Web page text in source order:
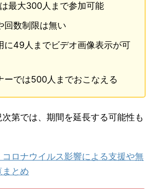
は最大300人まで参加可能
回数制限は無い
に49人までビデオ画像表示が可
ーでは500人までおこなえる
第では、期間を延長する可能性も
コロナウイルス影響による支援や無
とめ